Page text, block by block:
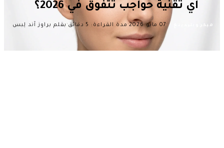
أي تقنية حواجب تتفوق في 2026؟
ميكروبلیدينغ ·07 مايو 2026 · مدة القراءة: 5 دقائق · بقلم براوز آند لِبس